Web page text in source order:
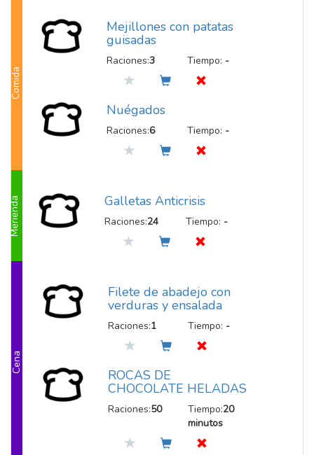
Comida
Mejillones con patatas
guisadas
Raciones:3 Tiempo: -
Nuégados
Raciones:6 Tiempo: -
Merienda Galletas Anticrisis
Raciones:24 Tiempo: -
Cena
Filete de abadejo con
verduras y ensalada
Raciones:1 Tiempo: -
ROCAS DE
CHOCOLATE HELADAS
Raciones:50 Tiempo:20
minutos